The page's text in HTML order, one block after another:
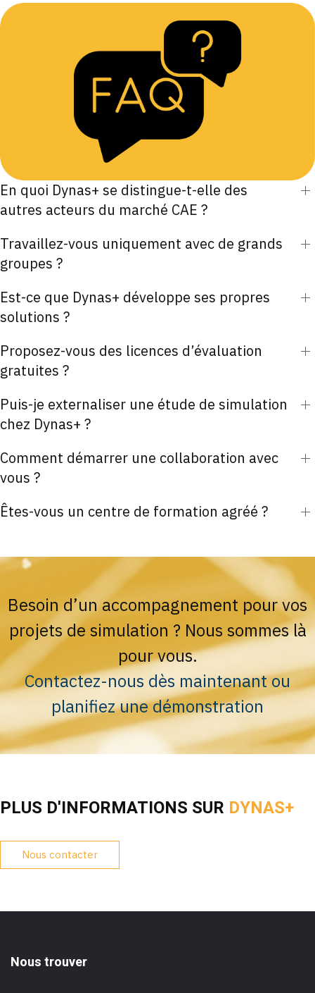
En quoi Dynas+ se distingue-t-elle des
autres acteurs du marché CAE ?
Travaillez-vous uniquement avec de grands
groupes ?
Est-ce que Dynas+ développe ses propres
solutions ?
Proposez-vous des licences d’évaluation
gratuites ?
Puis-je externaliser une étude de simulation
chez Dynas+ ?
Comment démarrer une collaboration avec
vous ?
Êtes-vous un centre de formation agréé ?
Besoin d’un accompagnement pour vos
projets de simulation ? Nous sommes là
pour vous.
Contactez-nous dès maintenant ou
planifiez une démonstration
PLUS D'INFORMATIONS SUR DYNAS+
Nous contacter
Nous trouver